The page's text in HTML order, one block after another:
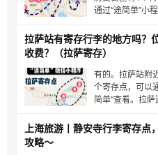
通过“途简单”小
行李件数、尺寸
存天数计算。该
详细信息如下：临
地铁站·寄存点营
间：8:00-23:59
行李箱10元/天，
拉萨站有寄存行李的地方吗？
收费？（拉萨寄存）
有的。拉萨站附
个寄存点，可以
简单”查看。拉萨
可以通过“途简单
预订。拉萨站寄
上海旅游丨静安寺行李寄存点
攻略～